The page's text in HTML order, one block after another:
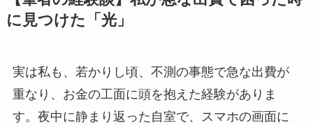
に見つけた「光」
実は私も、若かりし頃、不測の事態で急な出費が
重なり、お金の工面に頭を抱えた経験がありま
す。夜中に静まり返った自室で、スマホの画面に